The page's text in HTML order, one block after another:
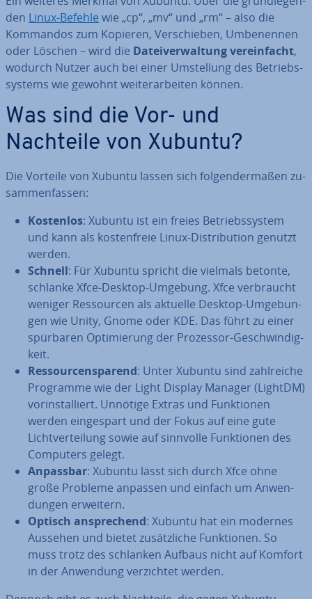
den Linux-Befehle wie „cp“, „mv“ und „rm“ – also die
Kommandos zum Kopieren, Ver­schie­ben, Um­be­nen­nen
oder Löschen – wird die Da­tei­ver­wal­tung ver­ein­facht,
wodurch Nutzer auch bei einer Um­stel­lung des Be­triebs­
sys­tems wie gewohnt wei­ter­ar­bei­ten können.
Was sind die Vor- und
Nachteile von Xubuntu?
Die Vorteile von Xubuntu lassen sich fol­gen­der­ma­ßen zu­
sam­men­fas­sen:
Kostenlos: Xubuntu ist ein freies Be­triebs­sys­tem
und kann als kos­ten­freie Linux-Dis­tri­bu­ti­on genutzt
werden.
Schnell: Für Xubuntu spricht die vielmals betonte,
schlanke Xfce-Desktop-Umgebung. Xfce ver­braucht
weniger Res­sour­cen als aktuelle Desktop-Um­ge­bun­
gen wie Unity, Gnome oder KDE. Das führt zu einer
spürbaren Op­ti­mie­rung der Prozessor-Ge­schwin­dig­
keit.
Res­sour­cen­spa­rend: Unter Xubuntu sind zahl­rei­che
Programme wie der Light Display Manager (LightDM)
vor­in­stal­liert. Unnötige Extras und Funk­tio­nen
werden ein­ge­spart und der Fokus auf eine gute
Licht­ver­tei­lung sowie auf sinnvolle Funk­tio­nen des
Computers gelegt.
Anpassbar: Xubuntu lässt sich durch Xfce ohne
große Probleme anpassen und einfach um An­wen­
dun­gen erweitern.
Optisch an­spre­chend: Xubuntu hat ein modernes
Aussehen und bietet zu­sätz­li­che Funk­tio­nen. So
muss trotz des schlanken Aufbaus nicht auf Komfort
in der Anwendung ver­zich­tet werden.